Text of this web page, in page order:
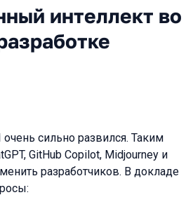
интеллект во
сильно развился. Таким
GitHub Copilot, Midjourney и
разработчиков. В докладе